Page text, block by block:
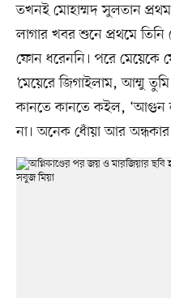
তখনই মোহাম্মদ সুলতান
লাগার খবর শুনে প্রথমে
ফোন ধরেননি। পরে
‘মেয়েরে জিগাইলাম, আম্মু
কানতে কানতে কইল, ‘আগুন
না। অনেক ধোঁয়া আর